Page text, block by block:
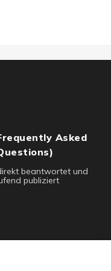
Asked
beantwortet und
publiziert